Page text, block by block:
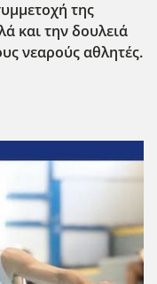
της
και την δουλειά
νεαρούς αθλητές.